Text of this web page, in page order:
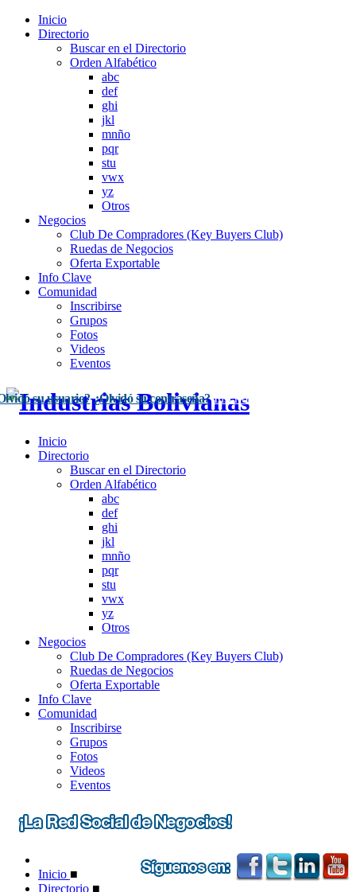
Inicio
Directorio
Buscar en el Directorio
Orden Alfabético
abc
def
ghi
jkl
mnño
pqr
stu
vwx
yz
Otros
Negocios
Club De Compradores (Key Buyers Club)
Ruedas de Negocios
Oferta Exportable
Info Clave
Comunidad
Inscribirse
Grupos
Fotos
Videos
Eventos
su usuario? ¿Olvidó su contraseña? Inscríbase Aquí
Inicio
Directorio
Buscar en el Directorio
Orden Alfabético
abc
def
ghi
jkl
mnño
pqr
stu
vwx
yz
Otros
Negocios
Club De Compradores (Key Buyers Club)
Ruedas de Negocios
Oferta Exportable
Info Clave
Comunidad
Inscribirse
Grupos
Fotos
Videos
Eventos
Inicio ■
Directorio ■